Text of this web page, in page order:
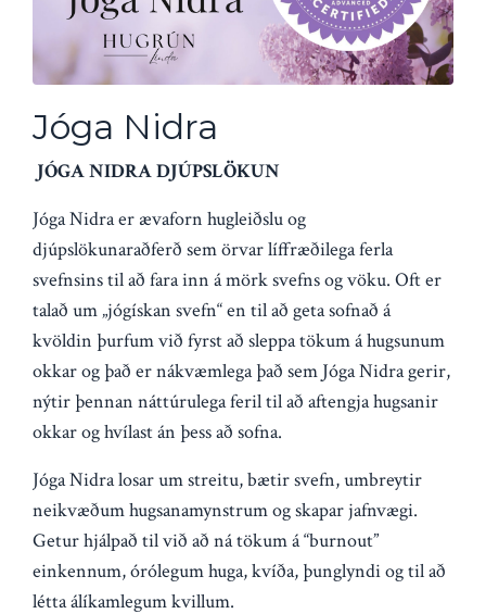
Jóga Nidra
JÓGA NIDRA DJÚPSLÖKUN
Jóga Nidra er ævaforn hugleiðslu og
djúpslökunaraðferð sem örvar líffræðilega ferla
svefnsins til að fara inn á mörk svefns og vöku. Oft er
talað um „jógískan svefn“ en til að geta sofnað á
kvöldin þurfum við fyrst að sleppa tökum á hugsunum
okkar og það er nákvæmlega það sem Jóga Nidra gerir,
nýtir þennan náttúrulega feril til að aftengja hugsanir
okkar og hvílast án þess að sofna.
Jóga Nidra losar um streitu, bætir svefn, umbreytir
neikvæðum hugsanamynstrum og skapar jafnvægi.
Getur hjálpað til við að ná tökum á “burnout”
einkennum, órólegum huga, kvíða, þunglyndi og til að
létta álíkamlegum kvillum.